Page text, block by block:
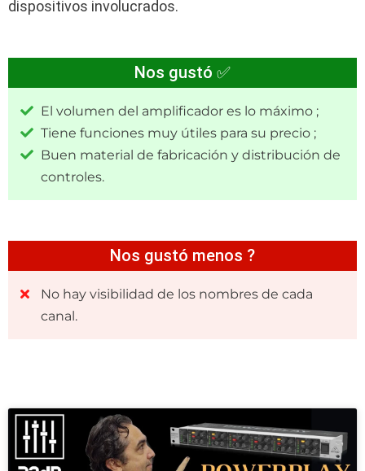
dispositivos involucrados.
Nos gustó ✅
El volumen del amplificador es lo máximo ;
Tiene funciones muy útiles para su precio ;
Buen material de fabricación y distribución de
controles.
Nos gustó menos ?
No hay visibilidad de los nombres de cada
canal.